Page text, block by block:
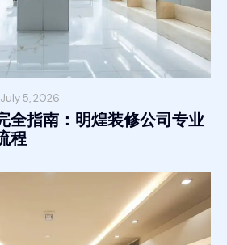
July 5, 2026
全指南：明煌装修公司专业
程